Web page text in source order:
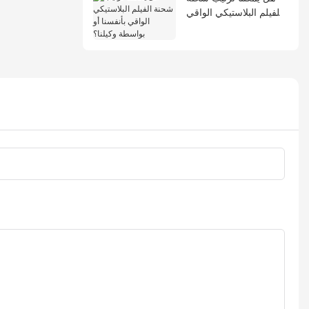
الفيلم البلاستيكي الواقي